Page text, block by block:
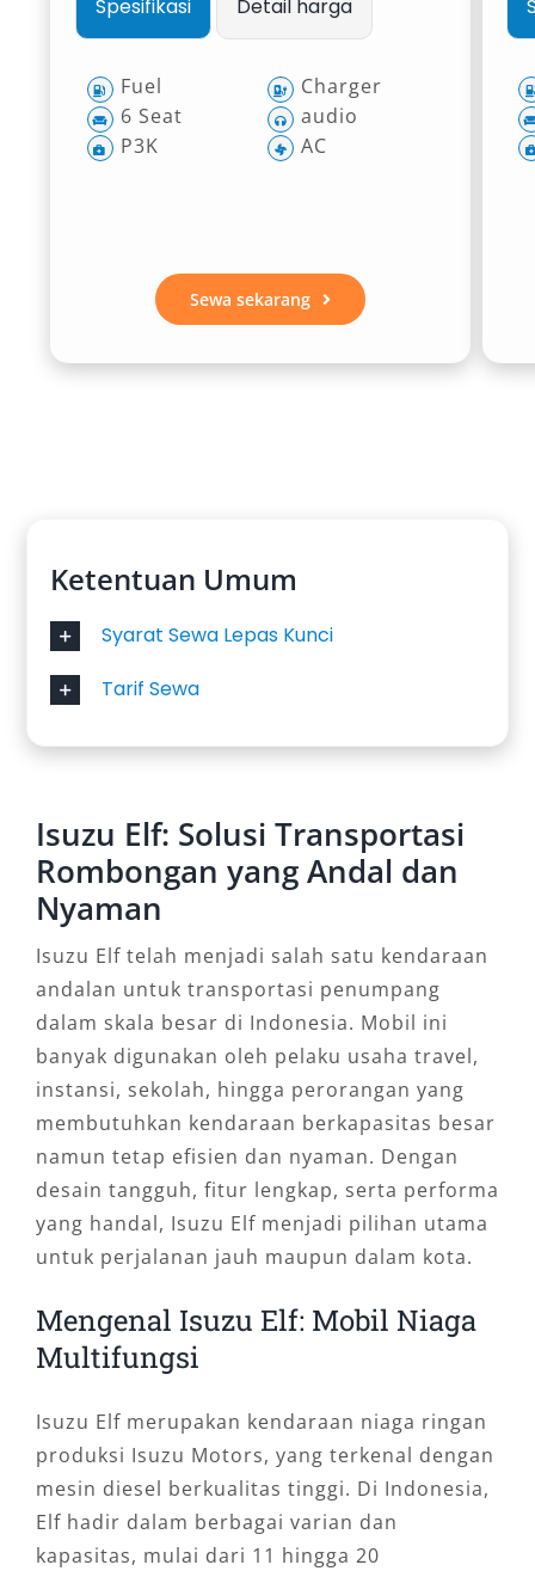
Spesifikasi Detail harga
Fuel
6 Seat
P3K
Charger
audio
AC
Sewa sekarang
Ketentuan Umum
Syarat Sewa Lepas Kunci
Tarif Sewa
Isuzu Elf: Solusi Transportasi
Rombongan yang Andal dan
Nyaman
Isuzu Elf telah menjadi salah satu kendaraan
andalan untuk transportasi penumpang
dalam skala besar di Indonesia. Mobil ini
banyak digunakan oleh pelaku usaha travel,
instansi, sekolah, hingga perorangan yang
membutuhkan kendaraan berkapasitas besar
namun tetap efisien dan nyaman. Dengan
desain tangguh, fitur lengkap, serta performa
yang handal, Isuzu Elf menjadi pilihan utama
untuk perjalanan jauh maupun dalam kota.
Mengenal Isuzu Elf: Mobil Niaga
Multifungsi
Isuzu Elf merupakan kendaraan niaga ringan
produksi Isuzu Motors, yang terkenal dengan
mesin diesel berkualitas tinggi. Di Indonesia,
Elf hadir dalam berbagai varian dan
kapasitas, mulai dari 11 hingga 20